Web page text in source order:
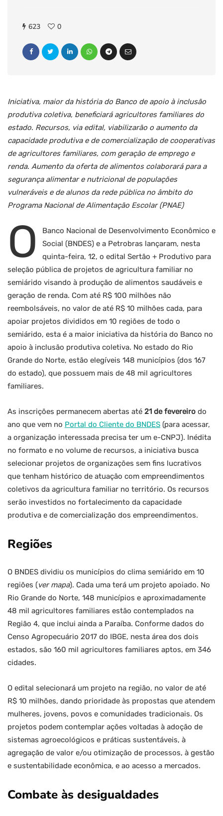
623 0
Iniciativa, maior da história do Banco de apoio à inclusão
produtiva coletiva, beneficiará agricultores familiares do
estado. Recursos, via edital, viabilizarão o aumento da
capacidade produtiva e de comercialização de cooperativas
de agricultores familiares, com geração de emprego e
renda. Aumento da oferta de alimentos colaborará para a
segurança alimentar e nutricional de populações
vulneráveis e de alunos da rede pública no âmbito do
Programa Nacional de Alimentação Escolar (PNAE)
O
Banco Nacional de Desenvolvimento Econômico e
Social (BNDES) e a Petrobras lançaram, nesta
quinta-feira, 12, o edital Sertão + Produtivo para
seleção pública de projetos de agricultura familiar no
semiárido visando à produção de alimentos saudáveis e
geração de renda. Com até R$ 100 milhões não
reembolsáveis, no valor de até R$ 10 milhões cada, para
apoiar projetos divididos em 10 regiões de todo o
semiárido, esta é a maior iniciativa da história do Banco no
apoio à inclusão produtiva coletiva. No estado do Rio
Grande do Norte, estão elegíveis 148 municípios (dos 167
do estado), que possuem mais de 48 mil agricultores
familiares.
As inscrições permanecem abertas até 21 de fevereiro do
ano que vem no Portal do Cliente do BNDES (para acessar,
a organização interessada precisa ter um e-CNPJ). Inédita
no formato e no volume de recursos, a iniciativa busca
selecionar projetos de organizações sem fins lucrativos
que tenham histórico de atuação com empreendimentos
coletivos da agricultura familiar no território. Os recursos
serão investidos no fortalecimento da capacidade
produtiva e de comercialização dos empreendimentos.
Regiões
O BNDES dividiu os municípios do clima semiárido em 10
regiões (ver mapa). Cada uma terá um projeto apoiado. No
Rio Grande do Norte, 148 municípios e aproximadamente
48 mil agricultores familiares estão contemplados na
Região 4, que inclui ainda a Paraíba. Conforme dados do
Censo Agropecuário 2017 do IBGE, nesta área dos dois
estados, são 160 mil agricultores familiares aptos, em 346
cidades.
O edital selecionará um projeto na região, no valor de até
R$ 10 milhões, dando prioridade às propostas que atendem
mulheres, jovens, povos e comunidades tradicionais. Os
projetos podem contemplar ações voltadas à adoção de
sistemas agroecológicos e práticas sustentáveis, à
agregação de valor e/ou otimização de processos, à gestão
e sustentabilidade econômica, e ao acesso a mercados.
Combate às desigualdades